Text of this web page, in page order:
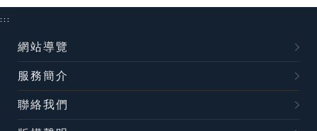
:::
網站導覽
服務簡介
聯絡我們